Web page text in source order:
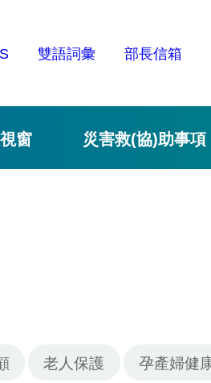
雙語詞彙 部長信箱
窗 災害救(協)助事項
老人保護 孕產婦健